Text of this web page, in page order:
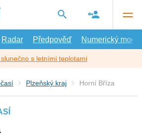
Radar Předpověď Numerický model
s letními teplotami
Plzeňský kraj Horní Bříza